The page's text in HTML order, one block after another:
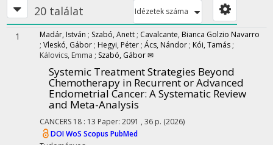
20 találat Idézetek száma
1 Madár, István ; Szabó, Anett ; Cavalcante, Bianca Golzio Navarro
; Vleskó, Gábor ; Hegyi, Péter ; Ács, Nándor ; Kói, Tamás ;
Kálovics, Emma ; Szabó, Gábor ✉
Systemic Treatment Strategies Beyond
Chemotherapy in Recurrent or Advanced
Endometrial Cancer: A Systematic Review
and Meta-Analysis
CANCERS 18 : 13 Paper: 2091 , 36 p. (2026)
DOIWoS Scopus PubMed